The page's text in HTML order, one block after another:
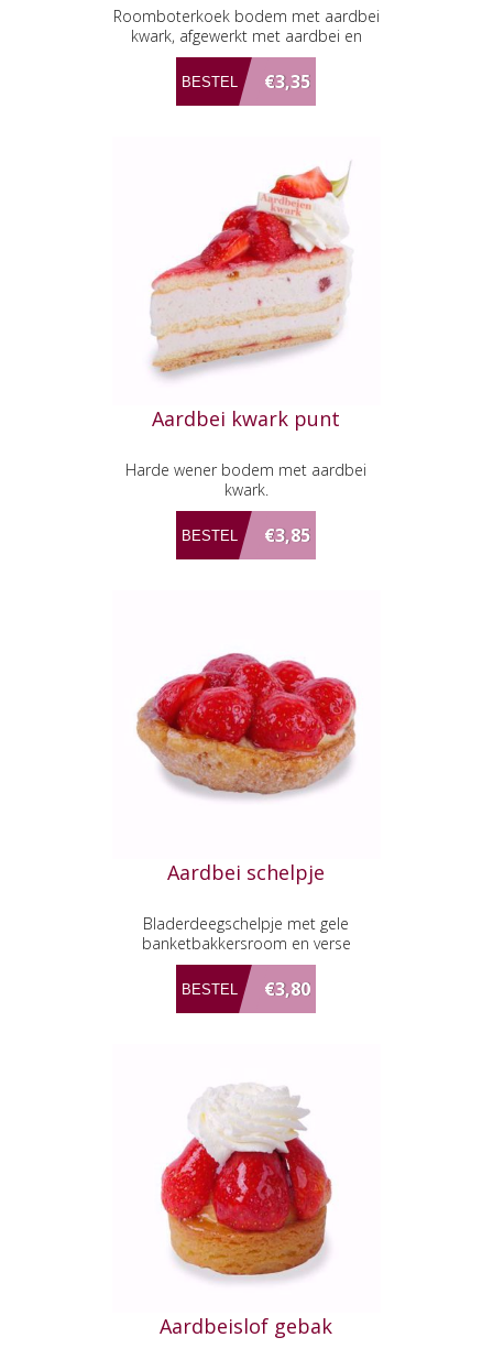
Roomboterkoek bodem met aardbei
kwark, afgewerkt met aardbei en
slagroom.
€3,35
Aardbei kwark punt
Harde wener bodem met aardbei
kwark.
€3,85
Aardbei schelpje
Bladerdeegschelpje met gele
banketbakkersroom en verse
aardbeien.
€3,80
Aardbeislof gebak